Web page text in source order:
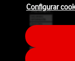
Configurar